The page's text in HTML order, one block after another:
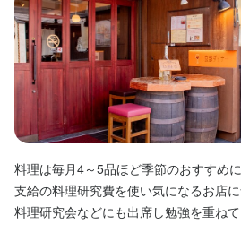
料理は毎月4～5品ほど季節のおすすめに
支給の料理研究費を使い気になるお店
料理研究会などにも出席し勉強を重ねて
特徴
学歴不問 独立希望者歓迎 新卒歓迎 第二新卒
フリーター歓迎
ブランクOK 駅チカ(徒歩5分以内)
仕事内容
■□仕事内容□■
『京都ダイナー』は次期店長候補とな
す。
ピアスOK
特徴
独立希望者歓迎 新卒歓迎 第二新卒
フリーター歓迎
ブランクOK 駅チカ(徒歩5分以内)
仕事内容
■□仕事内容□■
特徴
学歴不問 未経験者歓迎 独立希望者歓迎 新卒
Uターン・Iターン歓迎
フリーター歓迎 ブラン
個人経営(2店舗以内)
仕事内容
■□仕事内容□■